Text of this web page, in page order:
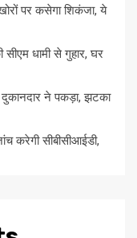
पर कसेगा शिकंजा, ये
धामी से गुहार, घर
दुकानदार ने पकड़ा, झटका
करेगी सीबीसीआईडी,